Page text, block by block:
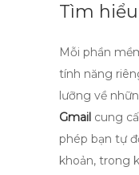
Tìm
Mỗi phần
tính năng
lưỡng về
Gmail cung
phép bạn tự
khoản, trong